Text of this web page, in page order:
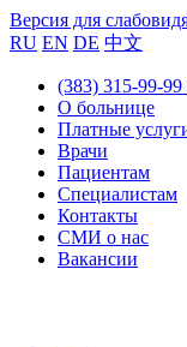
Версия для
RU EN DE 中文
(383) 315-99-99
О больнице
Платные
Врачи
Пациентам
Специалистам
Контакты
СМИ о нас
Вакансии